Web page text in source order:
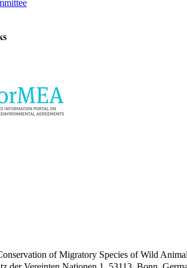
of Migratory Species of Wild